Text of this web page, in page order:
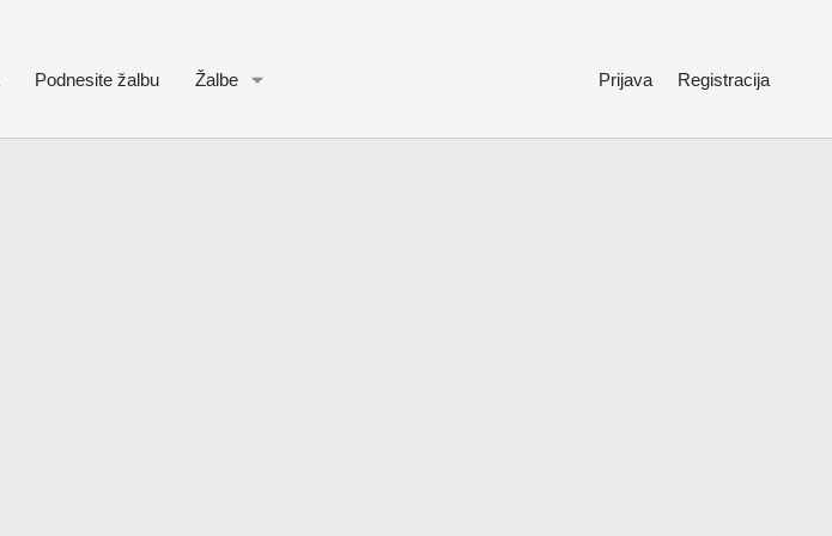
Podnesite žalbu Žalbe Prijava Registracija